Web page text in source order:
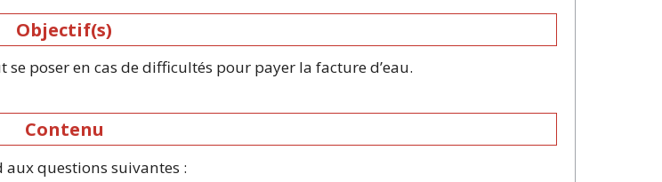
Objectif(s)
poser en cas de difficultés pour payer la facture d’eau.
Contenu
questions suivantes :